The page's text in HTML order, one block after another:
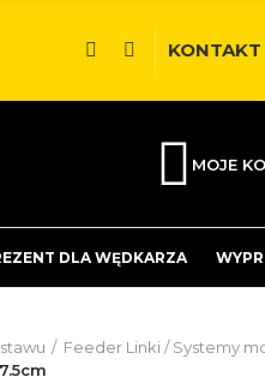
KONTAKT
MOJE
DLA WĘDKARZA
Feeder Linki / Systemy